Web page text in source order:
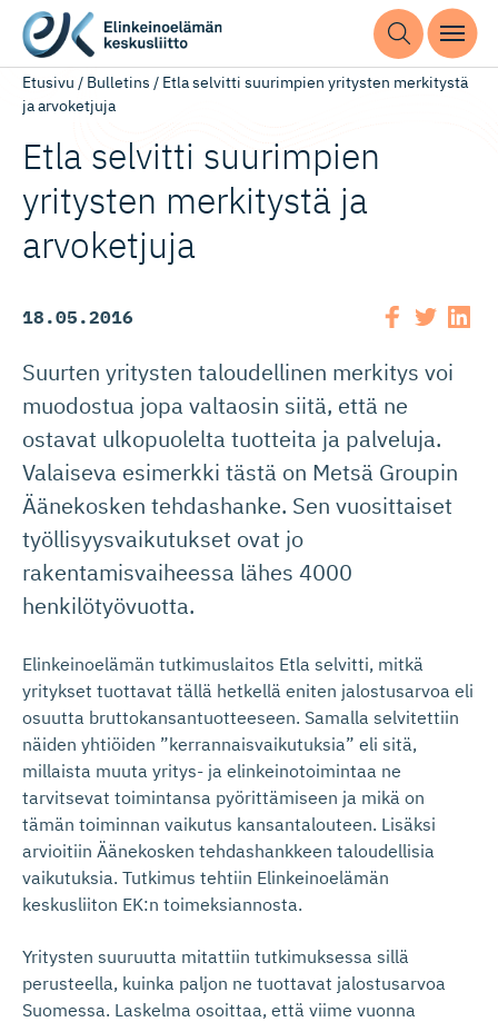
Etusivu / Bulletins / Etla selvitti suurimpien yritysten merkitystä
ja arvoketjuja
Etla selvitti suurimpien
yritysten merkitystä ja
arvoketjuja
18.05.2016
Suurten yritysten taloudellinen merkitys voi
muodostua jopa valtaosin siitä, että ne
ostavat ulkopuolelta tuotteita ja palveluja.
Valaiseva esimerkki tästä on Metsä Groupin
Äänekosken tehdashanke. Sen vuosittaiset
työllisyysvaikutukset ovat jo
rakentamisvaiheessa lähes 4000
henkilötyövuotta.
Elinkeinoelämän tutkimuslaitos Etla selvitti, mitkä
yritykset tuottavat tällä hetkellä eniten jalostusarvoa eli
osuutta bruttokansantuotteeseen. Samalla selvitettiin
näiden yhtiöiden ”kerrannaisvaikutuksia” eli sitä,
millaista muuta yritys- ja elinkeinotoimintaa ne
tarvitsevat toimintansa pyörittämiseen ja mikä on
tämän toiminnan vaikutus kansantalouteen. Lisäksi
arvioitiin Äänekosken tehdashankkeen taloudellisia
vaikutuksia. Tutkimus tehtiin Elinkeinoelämän
keskusliiton EK:n toimeksiannosta.
Yritysten suuruutta mitattiin tutkimuksessa sillä
perusteella, kuinka paljon ne tuottavat jalostusarvoa
Suomessa. Laskelma osoittaa, että viime vuonna